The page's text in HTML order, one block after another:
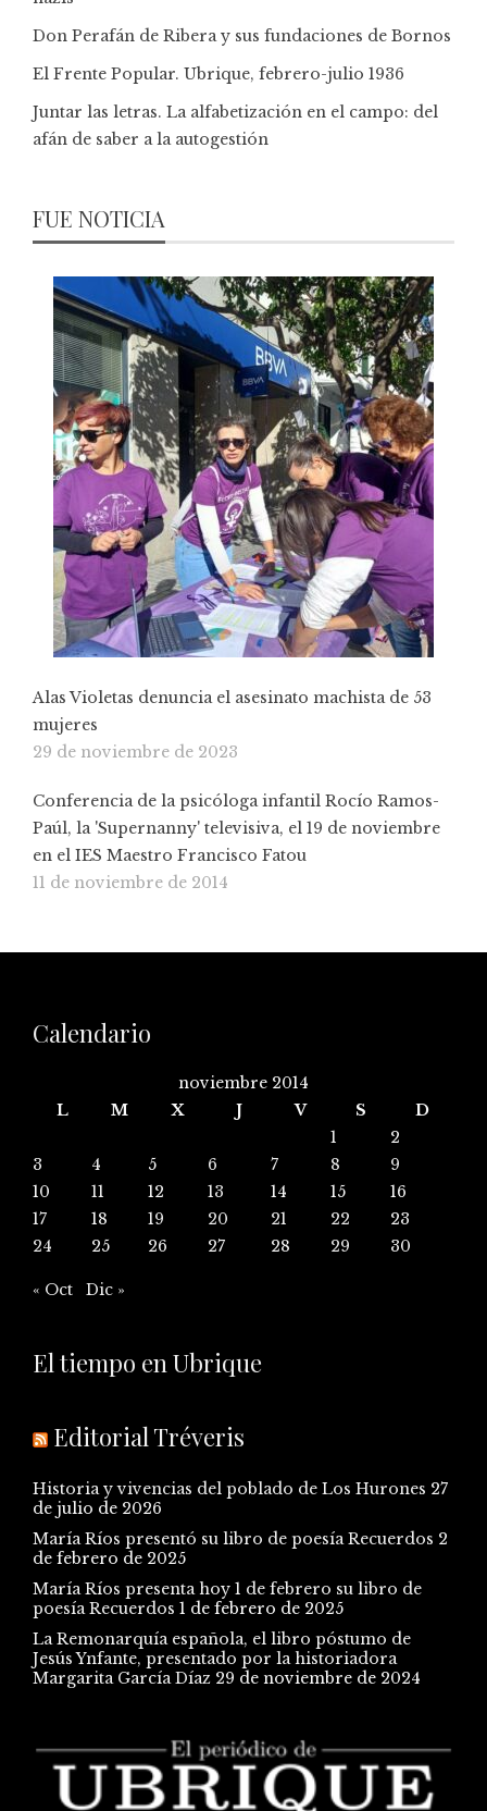
Don Perafán de Ribera y sus fundaciones de Bornos
El Frente Popular. Ubrique, febrero-julio 1936
Juntar las letras. La alfabetización en el campo: del
afán de saber a la autogestión
FUE NOTICIA
Alas Violetas denuncia el asesinato machista de 53
mujeres
29 de noviembre de 2023
Conferencia de la psicóloga infantil Rocío Ramos-
Paúl, la 'Supernanny' televisiva, el 19 de noviembre
en el IES Maestro Francisco Fatou
11 de noviembre de 2014
Calendario
noviembre 2014
L
M X J V S
D
1
2
3
4 5 6 7 8
9
10
11 12 13 14 15
16
17
18 19 20 21 22
23
24
25 26 27 28 29 30
« Oct Dic »
El tiempo en Ubrique
Editorial Tréveris
Historia y vivencias del poblado de Los Hurones 27
de julio de 2026
María Ríos presentó su libro de poesía Recuerdos 2
de febrero de 2025
María Ríos presenta hoy 1 de febrero su libro de
poesía Recuerdos 1 de febrero de 2025
La Remonarquía española, el libro póstumo de
Jesús Ynfante, presentado por la historiadora
Margarita García Díaz 29 de noviembre de 2024